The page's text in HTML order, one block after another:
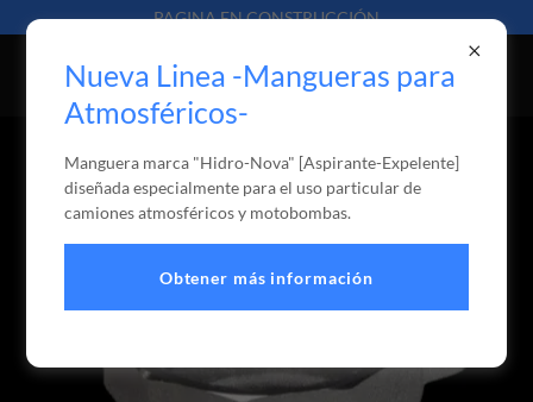
PAGINA EN CONSTRUCCIÓN
ACOPLES RÁPIDOS - SISTEMA A LEVAS
Nueva Linea -Mangueras para
Atmosféricos-
Manguera marca "Hidro-Nova" [Aspirante-Expelente]
diseñada especialmente para el uso particular de
camiones atmosféricos y motobombas.
Obtener más información